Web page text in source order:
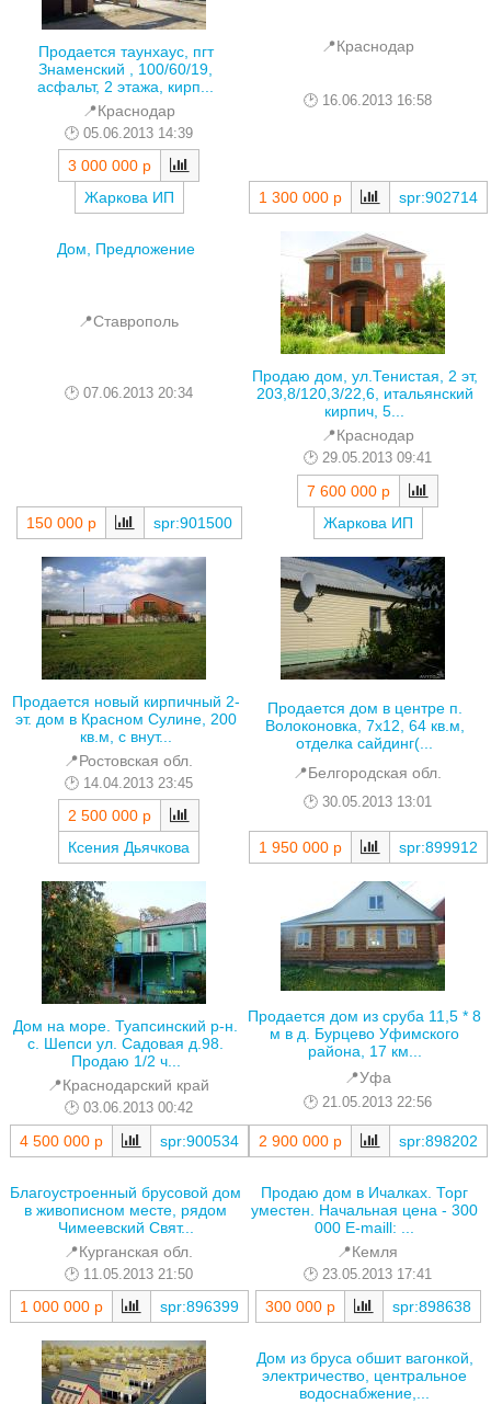
Продается таунхаус, пгт
Знаменский , 100/60/19,
асфальт, 2 этажа, кирп...
📍Краснодар
05.06.2013 14:39
3 000 000 р
Жаркова ИП
📍Краснодар
16.06.2013 16:58
1 300 000 р spr:902714
Дом, Предложение
📍Ставрополь
07.06.2013 20:34
150 000 р spr:901500
Продаю дом, ул.Тенистая, 2 эт,
203,8/120,3/22,6, итальянский
кирпич, 5...
📍Краснодар
29.05.2013 09:41
7 600 000 р
Жаркова ИП
Продается новый кирпичный 2-
эт. дом в Красном Сулине, 200
кв.м, с внут...
📍Ростовская обл.
14.04.2013 23:45
2 500 000 р
Ксения Дьячкова
Продается дом в центре п.
Волоконовка, 7х12, 64 кв.м,
отделка сайдинг(...
📍Белгородская обл.
30.05.2013 13:01
1 950 000 р spr:899912
Дом на море. Туапсинский р-н.
с. Шепси ул. Садовая д.98.
Продаю 1/2 ч...
📍Краснодарский край
03.06.2013 00:42
4 500 000 р spr:900534
Продается дом из сруба 11,5 * 8
м в д. Бурцево Уфимского
района, 17 км...
📍Уфа
21.05.2013 22:56
2 900 000 р spr:898202
Благоустроенный брусовой дом
в живописном месте, рядом
Чимеевский Свят...
📍Курганская обл.
11.05.2013 21:50
1 000 000 р spr:896399
Продаю дом в Ичалках. Торг
уместен. Начальная цена - 300
000 E-maill: ...
📍Кемля
23.05.2013 17:41
300 000 р spr:898638
Дом из бруса обшит вагонкой,
электричество, центральное
водоснабжение,...